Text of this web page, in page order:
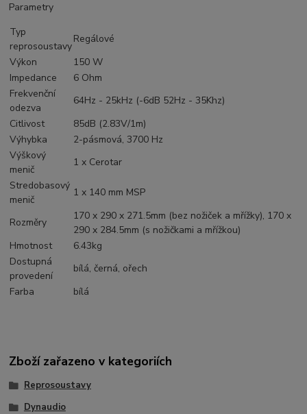
Parametry
Typ
reprosoustavy
Regálové
Výkon
150 W
Impedance
6 Ohm
Frekvenční
odezva
64Hz - 25kHz (-6dB 52Hz - 35Khz)
Citlivost
85dB (2.83V/1m)
Výhybka
2-pásmová, 3700 Hz
Výškový
menič
1 x Cerotar
Stredobasový
menič
1 x 140 mm MSP
Rozměry
170 x 290 x 271.5mm (bez nožiček a mřížky), 170 x
290 x 284.5mm (s nožičkami a mřížkou)
Hmotnost
6.43kg
Dostupná
provedení
bílá, černá, ořech
Farba
bílá
Zboží zařazeno v kategoriích
Reprosoustavy
Dynaudio